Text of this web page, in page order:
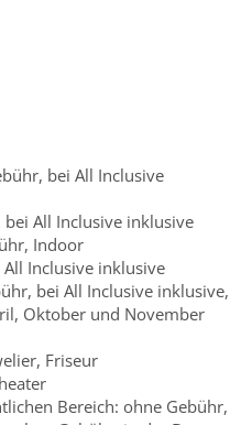
bei All Inclusive
All Inclusive inklusive
Indoor
Inclusive inklusive
bei All Inclusive inklusive,
Oktober und November
Friseur
Bereich: ohne Gebühr,